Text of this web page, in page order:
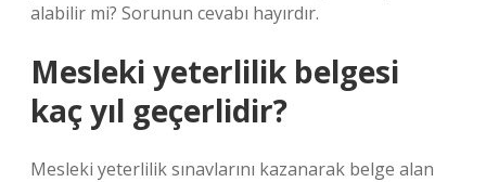
alabilir mi? Sorunun cevabı hayırdır.
Mesleki yeterlilik belgesi
kaç yıl geçerlidir?
Mesleki yeterlilik sınavlarını kazanarak belge alan